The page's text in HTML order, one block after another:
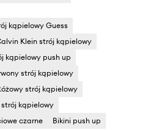
kąpielowy Guess
Klein strój kąpielowy
kąpielowy push up
strój kąpielowy
strój kąpielowy
strój kąpielowy
czarne
Bikini push up